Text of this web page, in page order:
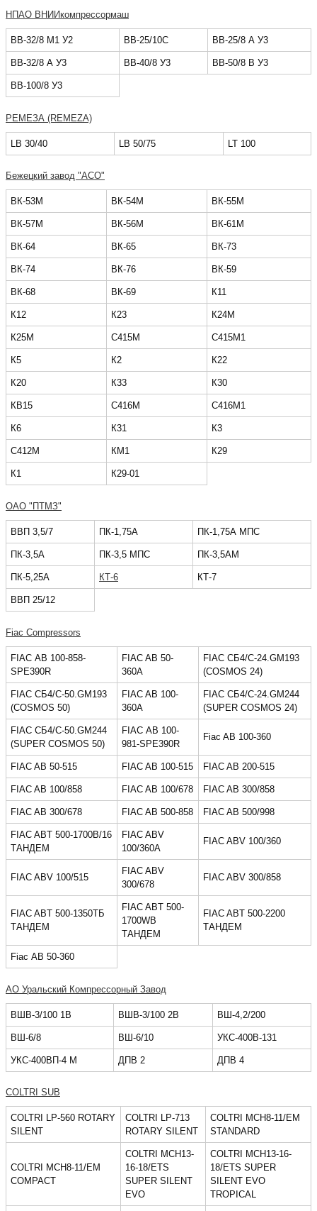
НПАО ВНИИкомпрессормаш
ВВ-32/8 М1 У2 ВВ-25/10С ВВ-25/8 А У3
ВВ-32/8 А У3 ВВ-40/8 У3 ВВ-50/8 В У3
ВВ-100/8 У3
РЕМЕЗА (REMEZA)
LB 30/40 LB 50/75 LT 100
Бежецкий завод "АСО"
ВК-53М ВК-54М ВК-55М
ВК-57М ВК-56М ВК-61М
ВК-64 ВК-65 ВК-73
ВК-74 ВК-76 ВК-59
ВК-68 ВК-69 К11
К12 К23 К24М
К25М С415М С415М1
К5 К2 К22
К20 К33 К30
КВ15 С416М С416М1
К6 К31 К3
С412М КМ1 К29
К1 К29-01
ОАО "ПТМЗ"
ВВП 3,5/7 ПК-1,75А ПК-1,75А МПС
ПК-3,5А ПК-3,5 МПС ПК-3,5АМ
ПК-5,25А КТ-6 КТ-7
ВВП 25/12
Fiac Compressors
FIAC АВ 100-858-
SPE390R
FIAC AB 50-
360A
FIAC СБ4/С-24.GM193
(COSMOS 24)
FIAC СБ4/С-50.GM193
(COSMOS 50)
FIAC AB 100-
360A
FIAC СБ4/С-24.GM244
(SUPER COSMOS 24)
FIAC СБ4/С-50.GM244
(SUPER COSMOS 50)
FIAC АВ 100-
981-SPE390R
Fiac AB 100-360
FIAC AB 50-515 FIAC AB 100-515 FIAC AB 200-515
FIAC AB 100/858 FIAC AB 100/678 FIAC AB 300/858
FIAC AB 300/678 FIAC AB 500-858 FIAC AB 500/998
FIAC ABT 500-1700B/16
ТАНДЕМ
FIAC ABV
100/360А
FIAC ABV 100/360
FIAC ABV 100/515
FIAC ABV
300/678
FIAC ABV 300/858
FIAC ABT 500-1350ТБ
ТАНДЕМ
FIAC ABT 500-
1700WB
ТАНДЕМ
FIAC ABT 500-2200
ТАНДЕМ
Fiaс AB 50-360
АО Уральский Компрессорный Завод
ВШВ-3/100 1В ВШВ-3/100 2В ВШ-4,2/200
ВШ-6/8 ВШ-6/10 УКС-400В-131
УКС-400ВП-4 М ДПВ 2 ДПВ 4
COLTRI SUB
COLTRI LP-560 ROTARY
SILENT
COLTRI LP-713
ROTARY SILENT
COLTRI MCH8-11/EM
STANDARD
COLTRI MCH8-11/EM
COMPACT
COLTRI MCH13-
16-18/ETS
SUPER SILENT
EVO
COLTRI MCH13-16-
18/ETS SUPER
SILENT EVO
TROPICAL